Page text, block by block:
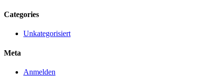
Categories
Unkategorisiert
Meta
Anmelden